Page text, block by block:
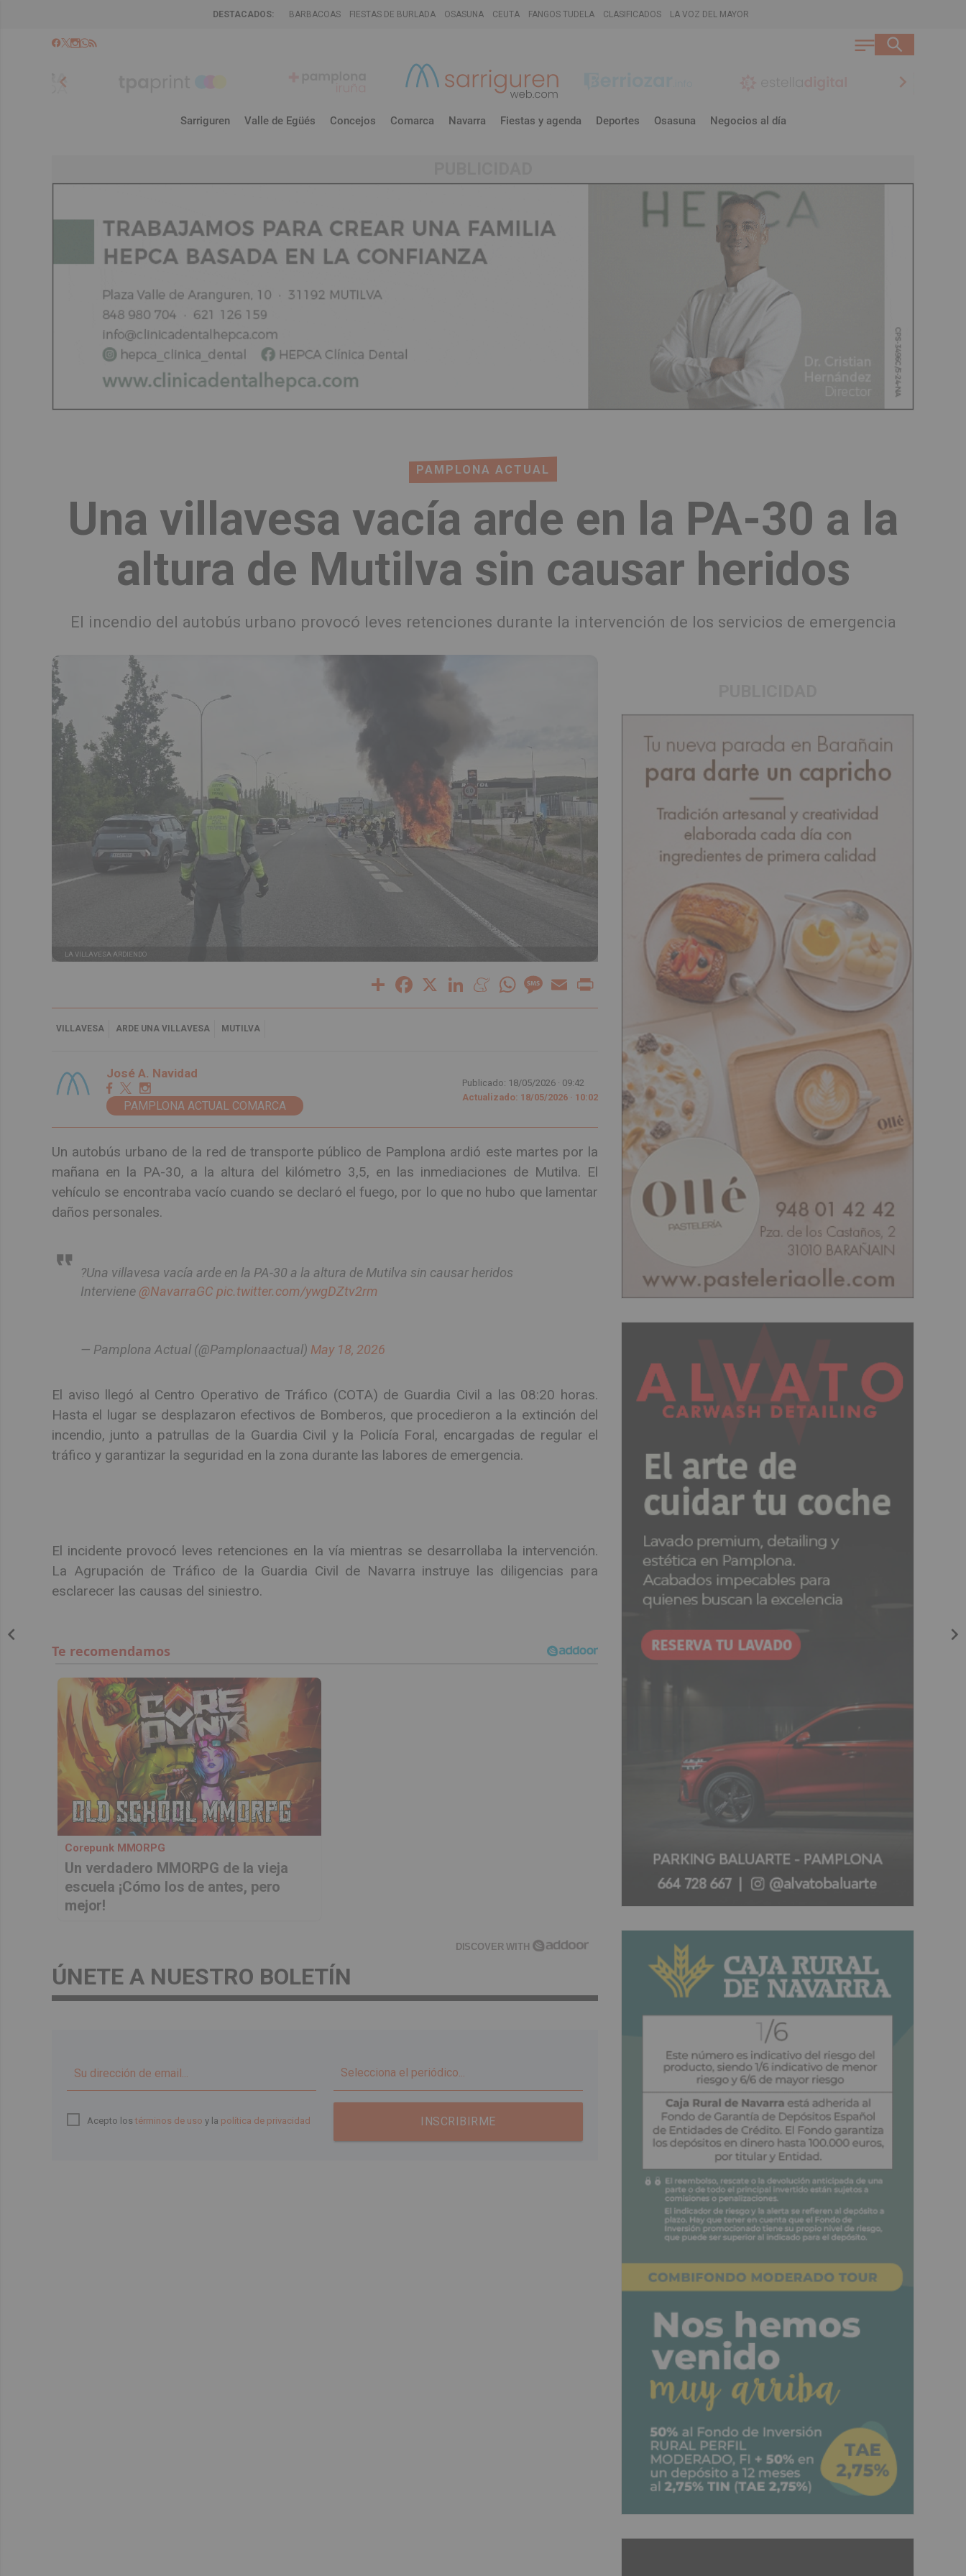
DESTACADOS: BARBACOAS FIESTAS DE BURLADA OSASUNA CEUTA FANGOS TUDELA CLASIFICADOS LA VOZ DEL MAYOR
chevron_left chevron_right
Sarriguren Valle de Egüés Concejos Comarca Navarra Fiestas y agenda Deportes Osasuna Negocios al día
PAMPLONA ACTUAL
Una villavesa vacía arde en la PA-30 a la
altura de Mutilva sin causar heridos
El incendio del autobús urbano provocó leves retenciones durante la intervención de los servicios de emergencia
LA VILLAVESA ARDIENDO
Share Facebook LinkedInMeneameWhatsAppMessage
Email
VILLAVESA ARDE UNA VILLAVESA MUTILVA
José A. Navidad
PAMPLONA ACTUAL COMARCA
Publicado: 18/05/2026 · 09:42
Actualizado: 18/05/2026 · 10:02
Un autobús urbano de la red de transporte público de Pamplona ardió este martes por la
mañana en la PA-30, a la altura del kilómetro 3,5, en las inmediaciones de Mutilva. El
vehículo se encontraba vacío cuando se declaró el fuego, por lo que no hubo que lamentar
daños personales.
?Una villavesa vacía arde en la PA-30 a la altura de Mutilva sin causar heridos
Interviene @NavarraGC pic.twitter.com/ywgDZtv2rm
— Pamplona Actual (@Pamplonaactual) May 18, 2026
El aviso llegó al Centro Operativo de Tráfico (COTA) de Guardia Civil a las 08:20 horas.
Hasta el lugar se desplazaron efectivos de Bomberos, que procedieron a la extinción del
incendio, junto a patrullas de la Guardia Civil y la Policía Foral, encargadas de regular el
tráfico y garantizar la seguridad en la zona durante las labores de emergencia.
El incidente provocó leves retenciones en la vía mientras se desarrollaba la intervención.
La Agrupación de Tráfico de la Guardia Civil de Navarra instruye las diligencias para
esclarecer las causas del siniestro.
Corepunk MMORPG
Un verdadero MMORPG de la vieja
escuela ¡Cómo los de antes, pero
mejor!
DISCOVER WITH
ÚNETE A NUESTRO BOLETÍN
Acepto los términos de uso y la política de privacidad INSCRIBIRME